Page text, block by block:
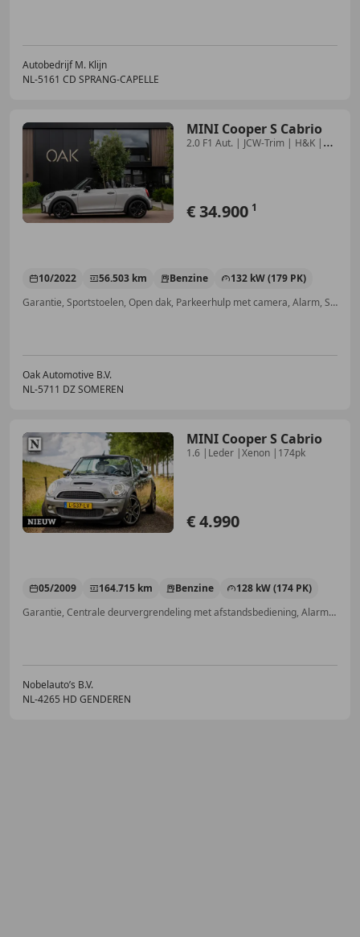
Autobedrijf M. Klijn
NL-5161 CD SPRANG-CAPELLE
MINI Cooper S Cabrio
2.0 F1 Aut. | JCW-Trim | H&K |
€ 34.900 1
10/2022 56.503 km Benzine
132 kW (179 PK)
Garantie, Sportstoelen, Open dak, Parkeerhulp met camera, Alarm, Stuurwielverwarming, Inductieladen voor smartphones, Met onderhoudshistorie
Oak Automotive B.V.
NL-5711 DZ SOMEREN
MINI Cooper S Cabrio
1.6 |Leder |Xenon |174pk
€ 4.990
05/2009 164.715 km Benzine
128 kW (174 PK)
Garantie, Centrale deurvergrendeling met afstandsbediening, Alarm, Open dak, Lederen stuurwiel, Parkeerhulp achter, Mistlampen, Sportstoelen
Nobelauto’s B.V.
NL-4265 HD GENDEREN